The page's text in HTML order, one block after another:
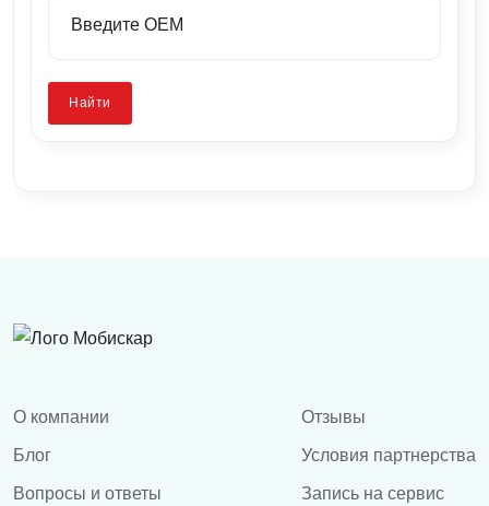
Найти
О компании
Блог
Вопросы и ответы
Отзывы
Условия партнерства
Запись на сервис